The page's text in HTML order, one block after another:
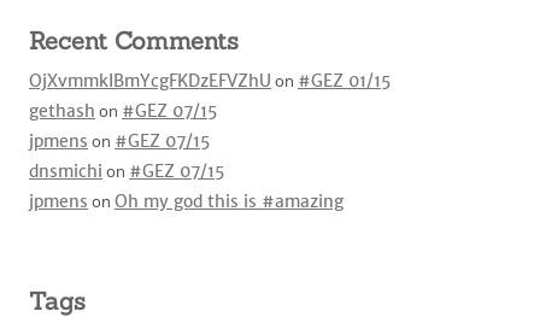
Recent Comments
OjXvmmkIBmYcgFKDzEFVZhU on #GEZ 01/15
gethash on #GEZ 07/15
jpmens on #GEZ 07/15
dnsmichi on #GEZ 07/15
jpmens on Oh my god this is #amazing
Tags